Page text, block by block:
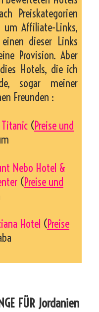
Preiskategorien
um Affiliate-Links,
dieser Links
Provision. Aber
Hotels, die ich
sogar meiner
Freunden :
Titanic (Preise und
Nebo Hotel &
(Preise und
Hotel (Preise
FÜR Jordanien